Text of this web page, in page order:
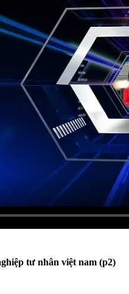
tư nhân việt nam (p2)